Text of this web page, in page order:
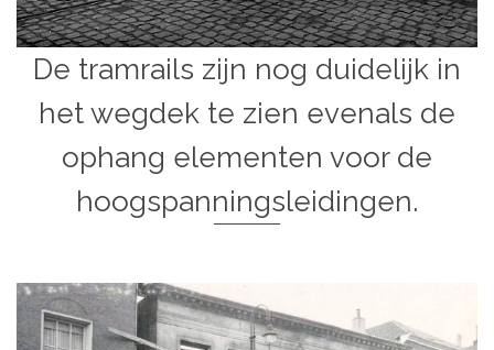
De tramrails zijn nog duidelijk in
het wegdek te zien evenals de
ophang elementen voor de
hoogspanningsleidingen.